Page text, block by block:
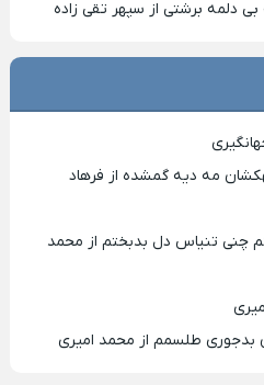
دلمه برشتی از سپهر تقی زاده
مه دیه گمشده از فرهاد
چنی تنیاس دل بدبختم از محمد
بدجوری طلسمم از محمد امیری